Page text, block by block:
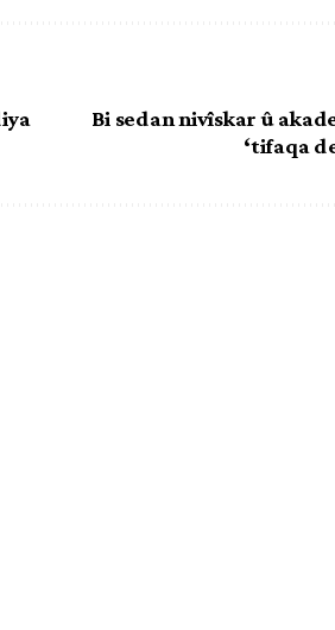
Bi sedan nivîskar û
‘tifaqa